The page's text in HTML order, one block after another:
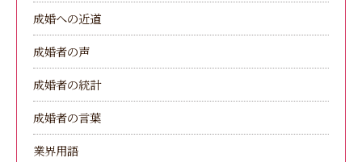
成婚への近道
成婚者の声
成婚者の統計
成婚者の言葉
業界用語